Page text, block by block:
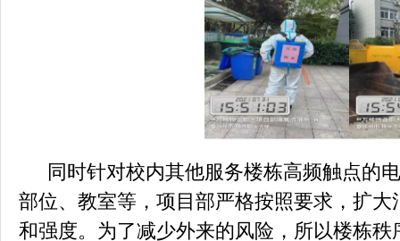
同时针对校内其他服务楼栋高频触点的
部位、教室等，项目部严格按照要求，扩
和强度。为了减少外来的风险，所以楼栋